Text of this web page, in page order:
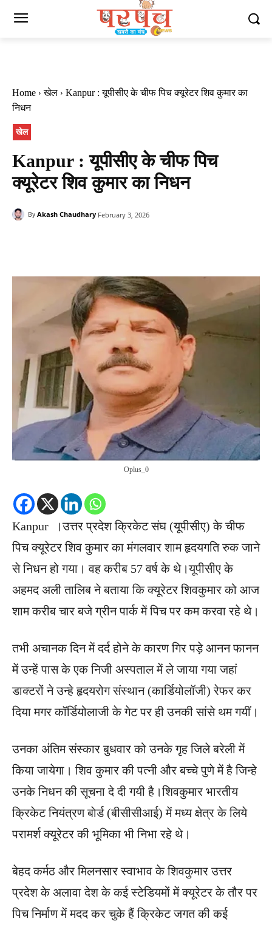
Home खेल
Kanpur : यूपीसीए के चीफ पिच क्यूरेटर शिव कुमार का
निधन
खेल
Kanpur : यूपीसीए के चीफ पिच
क्यूरेटर शिव कुमार का निधन
By Akash Chaudhary February 3, 2026
Oplus_0
Kanpur ।उत्तर प्रदेश क्रिकेट संघ (यूपीसीए) के चीफ
पिच क्यूरेटर शिव कुमार का मंगलवार शाम हृदयगति रुक जाने
से निधन हो गया। वह करीब 57 वर्ष के थे।यूपीसीए के
अहमद अली तालिब ने बताया कि क्यूरेटर शिवकुमार को आज
शाम करीब चार बजे ग्रीन पार्क में पिच पर कम करवा रहे थे।
तभी अचानक दिन में दर्द होने के कारण गिर पड़े आनन फानन
में उन्हें पास के एक निजी अस्पताल में ले जाया गया जहां
डाक्टरों ने उन्हे हृदयरोग संस्थान (कार्डियोलॉजी) रेफर कर
दिया मगर कॉर्डियोलाजी के गेट पर ही उनकी सांसे थम गयीं।
उनका अंतिम संस्कार बुधवार को उनके गृह जिले बरेली में
किया जायेगा। शिव कुमार की पत्नी और बच्चे पुणे में है जिन्हे
उनके निधन की सूचना दे दी गयी है।शिवकुमार भारतीय
क्रिकेट नियंत्रण बाेर्ड (बीसीसीआई) में मध्य क्षेत्र के लिये
परामर्श क्यूरेटर की भूमिका भी निभा रहे थे।
बेहद कर्मठ और मिलनसार स्वाभाव के शिवकुमार उत्तर
प्रदेश के अलावा देश के कई स्टेडियमों में क्यूरेटर के तौर पर
पिच निर्माण में मदद कर चुके हैं क्रिकेट जगत की कई